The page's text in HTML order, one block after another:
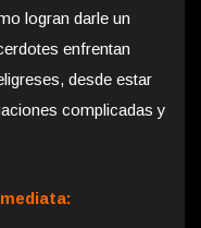
logran darle un
enfrentan
desde estar
complicadas y